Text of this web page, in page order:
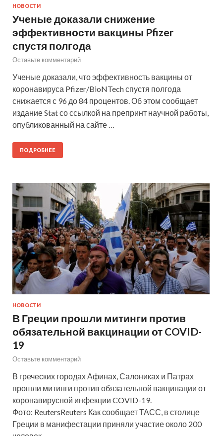
НОВОСТИ
Ученые доказали снижение
эффективности вакцины Pfizer
спустя полгода
Оставьте комментарий
Ученые доказали, что эффективность вакцины от
коронавируса Pfizer/BioNTech спустя полгода
снижается с 96 до 84 процентов. Об этом сообщает
издание Stat со ссылкой на препринт научной работы,
опубликованный на сайте …
ПОДРОБНЕЕ
НОВОСТИ
В Греции прошли митинги против
обязательной вакцинации от COVID-
19
Оставьте комментарий
В греческих городах Афинах, Салониках и Патрах
прошли митинги против обязательной вакцинации от
коронавирусной инфекции COVID-19.
Фото: ReutersReuters Как сообщает ТАСС, в столице
Греции в манифестации приняли участие около 200